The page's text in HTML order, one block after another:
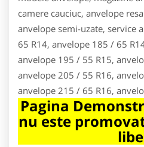
camere cauciuc, anvelope
anvelope semi-uzate, service
65 R14, anvelope 185 / 65
anvelope 195 / 55 R15,
anvelope 205 / 55 R16,
anvelope 215 / 65 R16,
Pagina
nu este